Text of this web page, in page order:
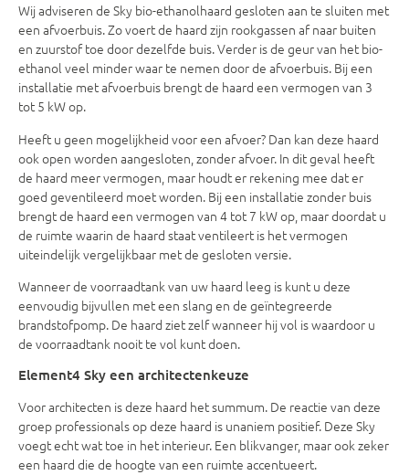
Wij adviseren de Sky bio-ethanolhaard gesloten aan te sluiten met
een afvoerbuis. Zo voert de haard zijn rookgassen af naar buiten
en zuurstof toe door dezelfde buis. Verder is de geur van het bio-
ethanol veel minder waar te nemen door de afvoerbuis. Bij een
installatie met afvoerbuis brengt de haard een vermogen van 3
tot 5 kW op.
Heeft u geen mogelijkheid voor een afvoer? Dan kan deze haard
ook open worden aangesloten, zonder afvoer. In dit geval heeft
de haard meer vermogen, maar houdt er rekening mee dat er
goed geventileerd moet worden. Bij een installatie zonder buis
brengt de haard een vermogen van 4 tot 7 kW op, maar doordat u
de ruimte waarin de haard staat ventileert is het vermogen
uiteindelijk vergelijkbaar met de gesloten versie.
Wanneer de voorraadtank van uw haard leeg is kunt u deze
eenvoudig bijvullen met een slang en de geïntegreerde
brandstofpomp. De haard ziet zelf wanneer hij vol is waardoor u
de voorraadtank nooit te vol kunt doen.
Element4 Sky een architectenkeuze
Voor architecten is deze haard het summum. De reactie van deze
groep professionals op deze haard is unaniem positief. Deze Sky
voegt echt wat toe in het interieur. Een blikvanger, maar ook zeker
een haard die de hoogte van een ruimte accentueert.